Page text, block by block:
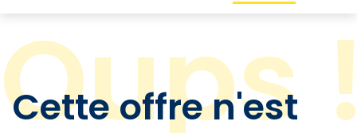
Cette offre n'est